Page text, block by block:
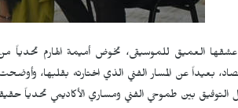
عشقها العميق للموسيقى، تخوض أميمة الهارم تحدياً
بعيداً عن المسار الفني الذي اختارته بقلبها،
بين طموحي الفني ومساري الأكاديمي تحدياً